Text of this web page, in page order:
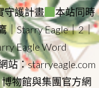
守護計畫
本站同時
｜Starry Eagle｜2｜
Eagle Word
站：starryeagle.com
物館與集團官方網